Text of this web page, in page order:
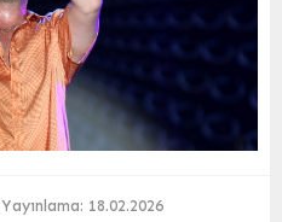
Yayınlama: 18.02.2026